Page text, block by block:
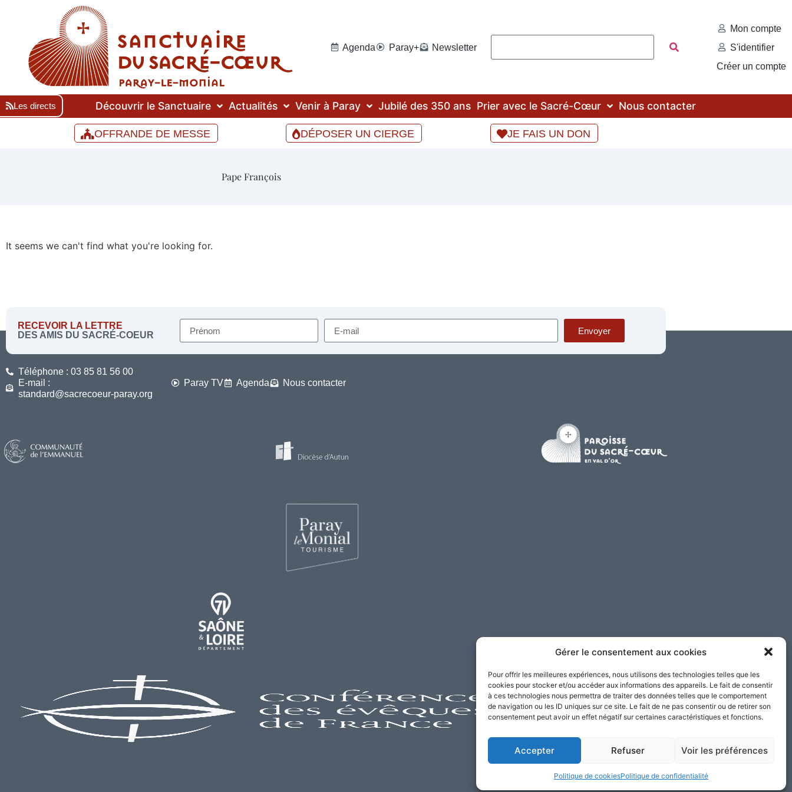
Gérer le consentement aux cookies
Pour offrir les meilleures expériences, nous utilisons des technologies telles que les
cookies pour stocker et/ou accéder aux informations des appareils. Le fait de consentir
à ces technologies nous permettra de traiter des données telles que le comportement
de navigation ou les ID uniques sur ce site. Le fait de ne pas consentir ou de retirer son
consentement peut avoir un effet négatif sur certaines caractéristiques et fonctions.
Accepter Refuser Voir les préférences
Politique de cookiesPolitique de confidentialité
Agenda Paray+ Newsletter
Mon compte
S'identifier
Créer un compte
Les directs Découvrir le Sanctuaire Actualités Venir à Paray Jubilé des 350 ans Prier avec le Sacré-Cœur Nous contacter
OFFRANDE DE MESSE DÉPOSER UN CIERGE JE FAIS UN DON
Pape François
It seems we can't find what you're looking for.
RECEVOIR LA LETTRE
DES AMIS DU SACRÉ-COEUR
Envoyer
Téléphone : 03 85 81 56 00
E-mail :
standard@sacrecoeur-paray.org
Paray TV Agenda Nous contacter
partenaires
légales